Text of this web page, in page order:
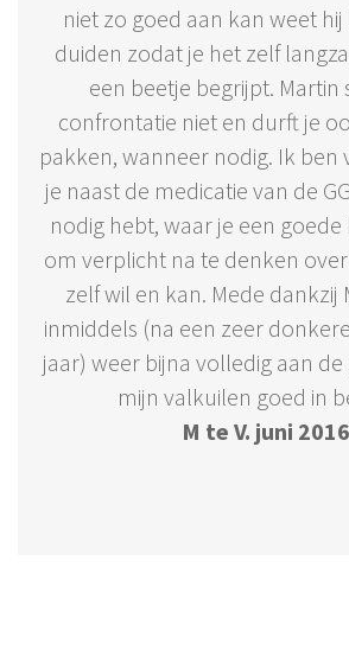
niet zo goed aan kan weet
duiden zodat je het zelf
een beetje begrijpt. Martin
confrontatie niet en durft je
pakken, wanneer nodig. Ik ben
je naast de medicatie van de
nodig hebt, waar je een
om verplicht na te denken
zelf wil en kan. Mede dankzij
inmiddels (na een zeer
jaar) weer bijna volledig aan
mijn valkuilen goed in
M te V. juni 2016